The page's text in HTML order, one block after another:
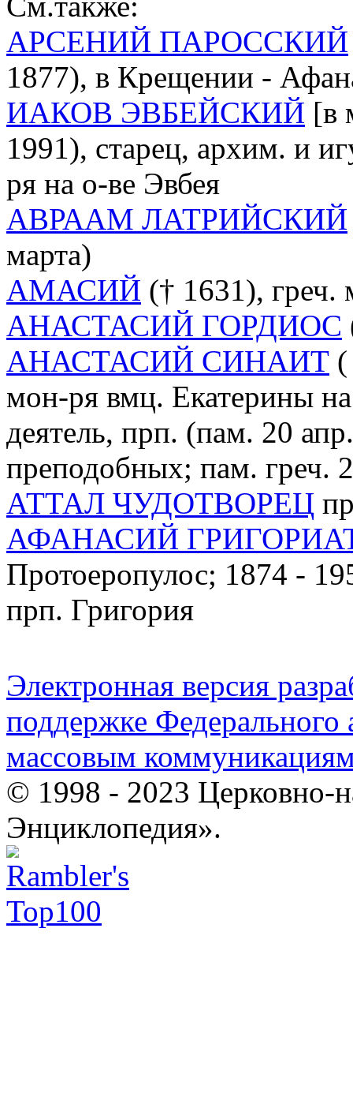
АРСЕНИЙ ПАРОССКИЙ
1877), в Крещении -
ИАКОВ ЭВБЕЙСКИЙ [в
1991), старец, архим. и
ря на о-ве Эвбея
АВРААМ ЛАТРИЙСКИЙ
марта)
АМАСИЙ († 1631), греч.
АНАСТАСИЙ ГОРДИОС
АНАСТАСИЙ СИНАИТ
мон-ря вмц. Екатерины
деятель, прп. (пам. 20
преподобных; пам. греч.
АТТАЛ ЧУДОТВОРЕЦ
АФАНАСИЙ
Протоеропулос; 1874 -
прп. Григория
Электронная версия
поддержке Федерального
массовым
© 1998 - 2023 Церковно-
Энциклопедия».